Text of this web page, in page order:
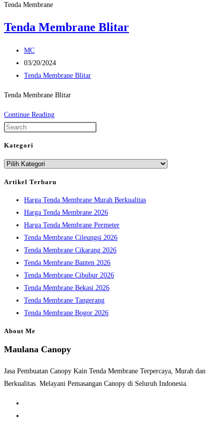
Tenda Membrane
Tenda Membrane Blitar
Post
author:
MC
Post
published:
03/20/2024
Post
Tenda Membrane Blitar
Tenda Membrane Blitar
Continue ReadingTenda
panel.
Kategori
Kategori
Artikel Terbaru
Harga Tenda Membrane Murah Berkualitas
Harga Tenda Membrane 2026
Harga Tenda Membrane Permeter
Tenda Membrane Cileungsi 2026
Tenda Membrane Cikarang 2026
Tenda Membrane Banten 2026
Tenda Membrane Cibubur 2026
Tenda Membrane Bekasi 2026
Tenda Membrane Tangerang
Tenda Membrane Bogor 2026
About Me
Maulana Canopy
Jasa Pembuatan Canopy Kain Tenda Membrane Terpercaya, Murah dan
Berkualitas. Melayani Pemasangan Canopy di Seluruh Indonesia.